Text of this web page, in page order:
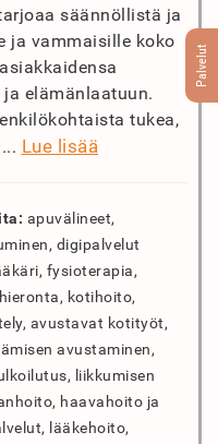
Palvelut
säännöllistä ja
ja vammaisille koko
elämänlaatuun.
tukea,
Lue lisää
apuvälineet,
digipalvelut
fysioterapia,
kotihoito,
avustavat kotityöt,
avustaminen,
liikkumisen
haavahoito ja
lääkehoito,